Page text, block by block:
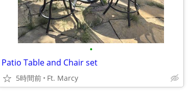
•
Patio Table and Chair set
5時間前 Ft. Marcy